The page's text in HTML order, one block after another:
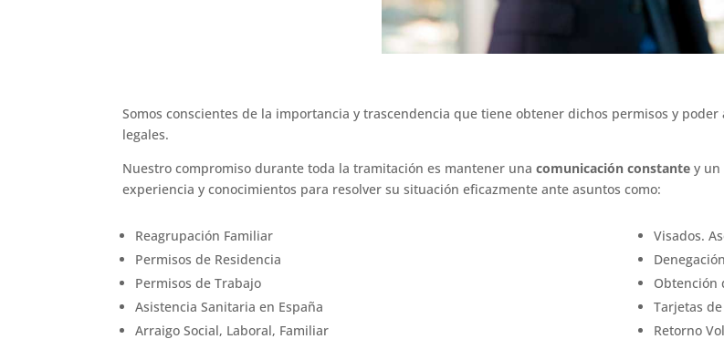
Somos conscientes de la importancia y trascendencia que tiene obtener dichos permisos y
legales.
Nuestro compromiso durante toda la tramitación es mantener unacomunicación constantey un
experiencia y conocimientos para resolver su situación eficazmente ante asuntos como:
Reagrupación Familiar
Permisos de Residencia
Permisos de Trabajo
Asistencia Sanitaria en España
Arraigo Social, Laboral, Familiar
Visados.
Obtención
Tarjetas
Retorno